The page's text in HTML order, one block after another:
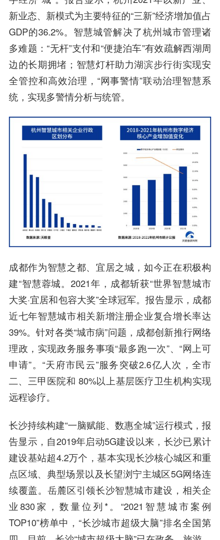
新业态、新模式为主要特征的“三新”经济增加值占
GDP的36.2%。智慧城管解决了杭州城市管理诸
多难题：“无杆”支付和“便捷泊车”有效疏解西湖周
边的长期拥堵；智慧灯杆助力湖滨步行街实现安
全管控和高效治理，“网事警情”联动治理智慧系
统，实现多警情分析与统管。
成都作为智慧之都、宜居之城，如今正在积极构
建“智慧蓉城。2021年，成都斩获“世界智慧城市
大奖·宜居和包容大奖”全球冠军。报告显示，成都
近七年智慧城市相关新增注册企业复合增长率达
39%。针对各类“城市病”问题，成都创新推行网络
理政，实现政务服务事项“最多跑一次”、“网上可
申请”。“天府市民云”服务突破2.6亿人次，全市
二、三甲医院和 80%以上基层医疗卫生机构实现
远程诊疗。
长沙持续构建“一脑赋能、数惠全城”运行模式，报
告显示，自2019年启动5G建设以来，长沙已累计
建设基站超4.2万个，基本实现长沙核心城区和重
点区域、典型场景以及长望浏宁主城区5G网络连
续覆盖。岳麓区引领长沙智慧城市建设，相关企
业830家，数量位列*。“2021智慧城市案例
TOP10”榜单中，“长沙城市超级大脑”排名全国第